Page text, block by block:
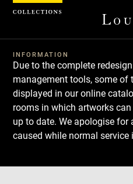
INFORMATION
Due to the complete
management tools, some of
displayed in our online
rooms in which artworks
up to date. We apologise for
caused while normal service
Download
Next
Previous
Cookies management panel